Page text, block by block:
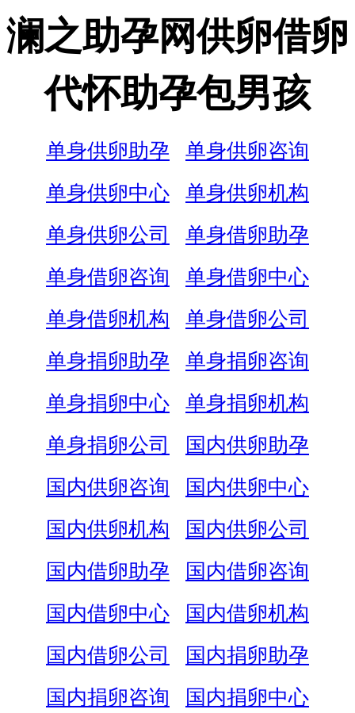
澜之助孕网供卵借卵
代怀助孕包男孩
单身供卵助孕
单身供卵咨询
单身供卵中心
单身供卵机构
单身供卵公司
单身借卵助孕
单身借卵咨询
单身借卵中心
单身借卵机构
单身借卵公司
单身捐卵助孕
单身捐卵咨询
单身捐卵中心
单身捐卵机构
单身捐卵公司
国内供卵助孕
国内供卵咨询
国内供卵中心
国内供卵机构
国内供卵公司
国内借卵助孕
国内借卵咨询
国内借卵中心
国内借卵机构
国内借卵公司
国内捐卵助孕
国内捐卵咨询
国内捐卵中心